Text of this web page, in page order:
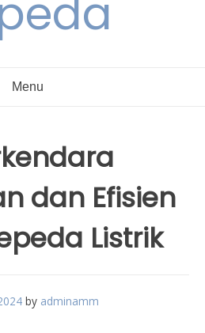
Menu
dan Efisien
Listrik
by adminamm